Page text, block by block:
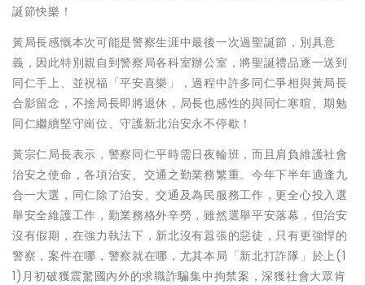
誕節快樂！
黃局長感慨本次可能是警察生涯中最後一次過聖誕節，別具意
義，因此特別親自到警察局各科室辦公室，將聖誕禮品逐一送到
同仁手上、並祝福「平安喜樂」，過程中許多同仁爭相與黃局長
合影留念，不捨局長即將退休，局長也感性的與同仁寒暄、期勉
同仁繼續堅守崗位、守護新北治安永不停歇！
黃宗仁局長表示，警察同仁平時需日夜輪班，而且肩負維護社會
治安之使命，各項治安、交通之勤業務繁重。今年下半年適逢九
合一大選，同仁除了治安、交通及為民服務工作，更全心投入選
舉安全維護工作，勤業務格外辛勞，雖然選舉平安落幕，但治安
沒有假期，在強力執法下，新北沒有囂張的惡徒，只有更強悍的
警察，案件在哪，警察就在哪，尤其本局「新北打詐隊」於上(1
1)月初破獲震驚國內外的求職詐騙集中拘禁案，深獲社會大眾肯